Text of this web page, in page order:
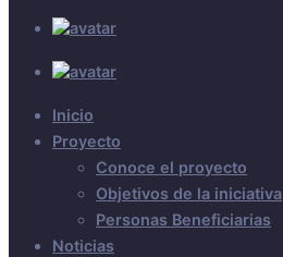
Inicio
Proyecto
Conoce el proyecto
Objetivos de la iniciativa
Personas Beneficiarias
Noticias